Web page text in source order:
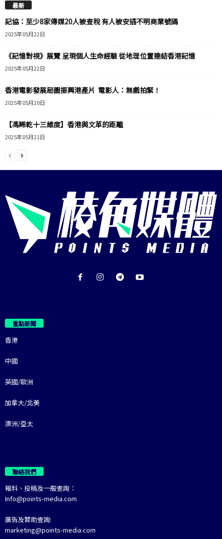
最新
記協：至少8家傳媒20人被查稅 有人被安插不明商業號碼
2025年05月22日
《記憶對視》展覽 呈現個人生命經驗 從地理位置連結香港記憶
2025年05月22日
香港電影發展局圖振興港產片 電影人：無戲拍緊！
2025年05月20日
【馮睎乾十三維度】香港與文革的距離
2025年05月21日
重點新聞
香港
中國
英國/歐洲
加拿大/北美
澳洲/亞太
聯絡我們
報料、投稿及一般查詢：
Info@points-media.com
廣告及贊助查詢:
marketing@points-media.com